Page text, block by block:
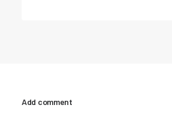
Add comment